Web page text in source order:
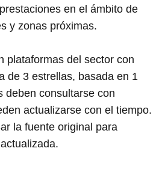
en el ámbito de
y zonas próximas.
plataformas del sector con
de 3 estrellas, basada en 1
deben consultarse con
actualizarse con el tiempo.
la fuente original para